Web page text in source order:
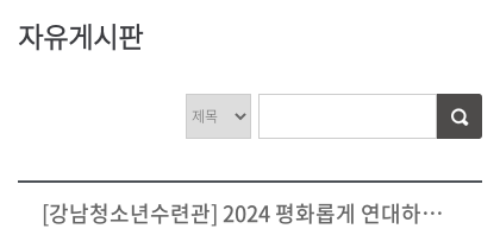
자유게시판
[강남청소년수련관] 2024 평화롭게 연대하는 학교폭력 예방 세미나